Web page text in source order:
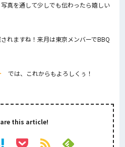
真を通して少しでも伝わったら嬉しい
れますね！来月は東京メンバーでBBQ
では、これからもよろしくぅ！
this article!